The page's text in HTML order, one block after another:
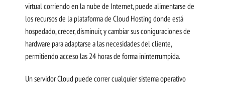
virtual corriendo en la nube de Internet, puede alimentarse de
los recursos de la plataforma de Cloud Hosting donde está
hospedado, crecer, disminuir, y cambiar sus coniguraciones de
hardware para adaptarse a las necesidades del cliente,
permitiendo acceso las 24 horas de forma ininterrumpida.
Un servidor Cloud puede correr cualquier sistema operativo